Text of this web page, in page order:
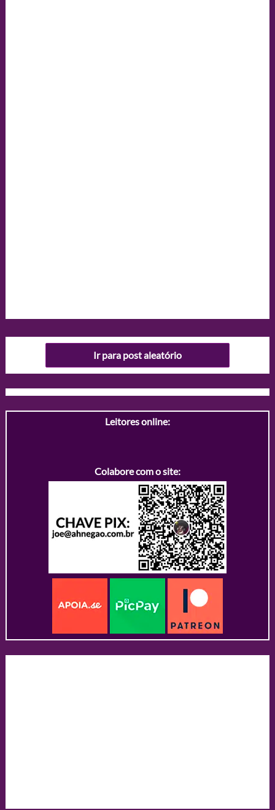
Ir para post aleatório
Leitores online:
Colabore com o site: